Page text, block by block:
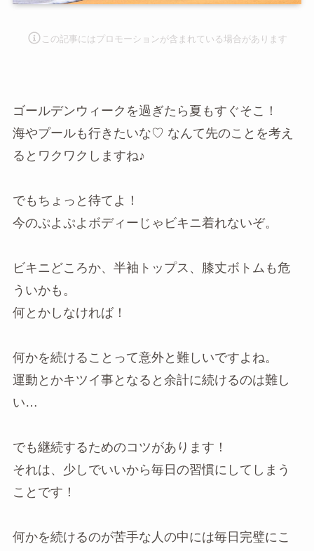
この記事にはプロモーションが含まれて いる場合があります
ゴールデンウィークを過ぎたら夏もすぐそこ！
海やプールも行きたいな♡ なんて先のことを考え
るとワクワクしますね♪
でもちょっと待てよ！
今のぷよぷよボディーじゃビキニ着れないぞ。
ビキニどころか、半袖トップス、膝丈ボトムも危
ういかも。
何とかしなければ！
何かを続けることって意外と難しいですよね。
運動とかキツイ事となると余計に続けるのは難し
い…
でも継続するためのコツがあります！
それは、少しでいいから毎日の習慣にしてしまう
ことです！
何かを続けるのが苦手な人の中には毎日完璧にこ